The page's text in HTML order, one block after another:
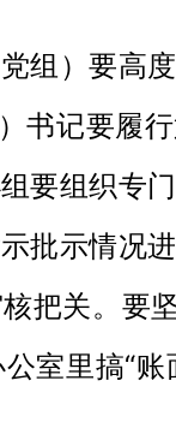
）要高度
书记要履
要组织专
批示情况
把关。要
室里搞“